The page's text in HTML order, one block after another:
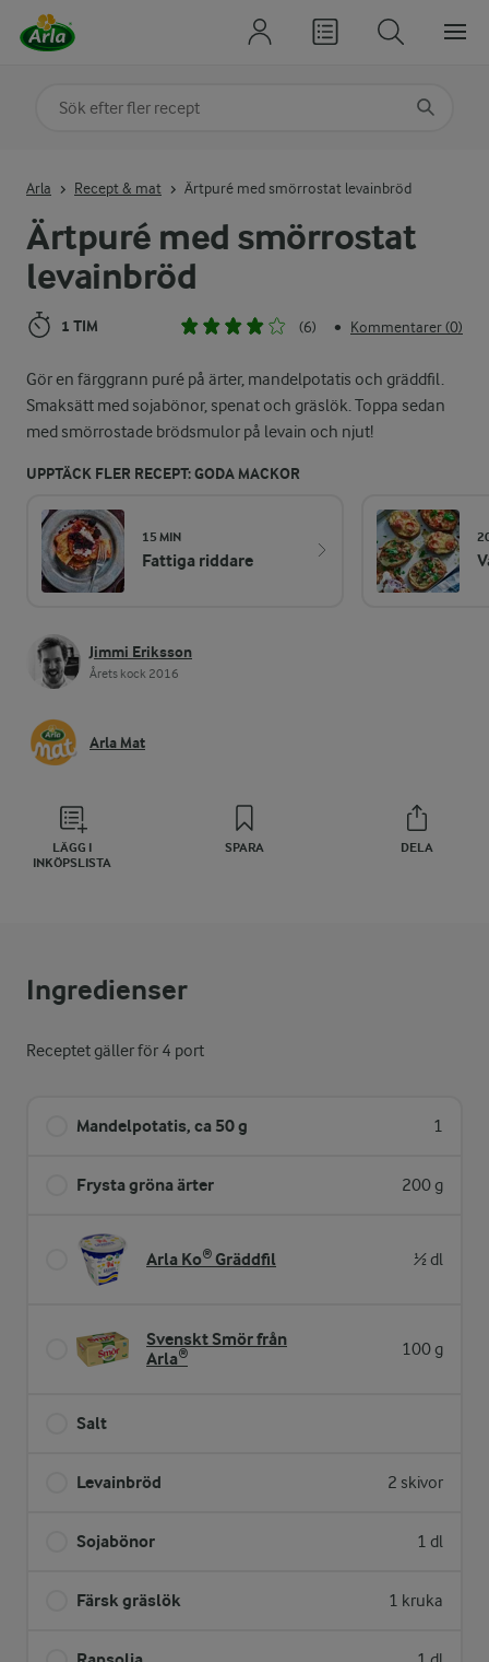
Ärtpuré med smörrostat
levainbröd
1 TIM (6) • Kommentarer (0)
Gör en färggrann puré på ärter, mandelpotatis och gräddfil.
Smaksätt med sojabönor, spenat och gräslök. Toppa sedan
med smörrostade brödsmulor på levain och njut!
UPPTÄCK FLER RECEPT: GODA MACKOR
15 MIN
Fattiga riddare
Jimmi Eriksson
Årets kock 2016
Arla Mat
LÄGG I
INKÖPSLISTA
SPARA DELA
Arla Recept & mat Ärtpuré med smörrostat levainbröd
Ingredienser
Receptet gäller för 4 port
Mandelpotatis, ca 50 g 1
Frysta gröna ärter 200 g
Arla Ko® Gräddfil ½ dl
Svenskt Smör från
Arla®
100 g
Salt
Levainbröd 2 skivor
Sojabönor 1 dl
Färsk gräslök 1 kruka
Sök på kategori eller ingrediens